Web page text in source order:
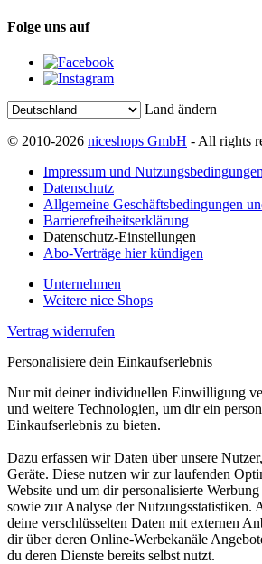
Folge uns auf
Land ändern
© 2010-2026 niceshops GmbH - All rights
Impressum und Nutzungsbedingungen
Datenschutz
Allgemeine Geschäftsbedingungen
Barrierefreiheitserklärung
Datenschutz-Einstellungen
Abo-Verträge hier kündigen
Unternehmen
Weitere nice Shops
Vertrag widerrufen
Personalisiere dein Einkaufserlebnis
Nur mit deiner individuellen Einwilligung
und weitere Technologien, um dir ein
Einkaufserlebnis zu bieten.
Dazu erfassen wir Daten über unsere
Geräte. Diese nutzen wir zur laufenden
Website und um dir personalisierte
sowie zur Analyse der Nutzungsstatistiken.
deine verschlüsselten Daten mit externen
dir über deren Online-Werbekanäle
du deren Dienste bereits selbst nutzt.